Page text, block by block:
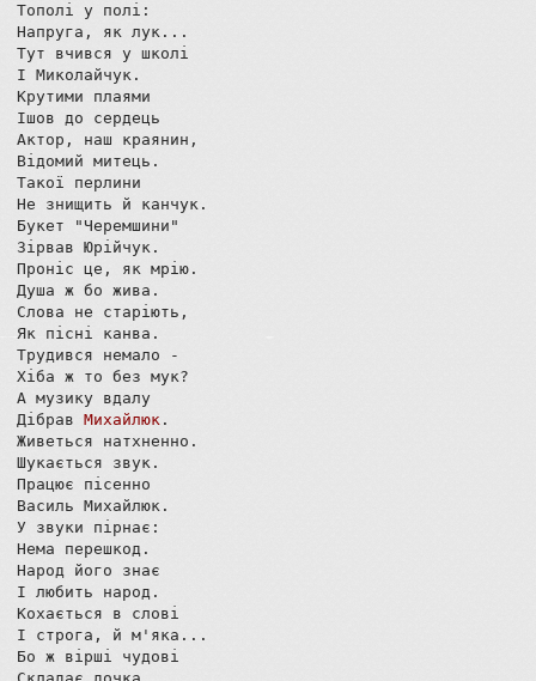
Тополі у полі:
Напруга, як лук...
Тут вчився у школі
І Миколайчук.
Крутими плаями
Ішов до сердець
Актор, наш краянин,
Відомий митець.
Такої перлини
Не знищить й канчук.
Букет "Черемшини"
Зірвав Юрійчук.
Проніс це, як мрію.
Душа ж бо жива.
Слова не старіють,
Як пісні канва.
Трудився немало -
Хіба ж то без мук?
А музику вдалу
Дібрав Михайлюк .
Живеться натхненно.
Шукається звук.
Працює пісенно
Василь Михайлюк.
У звуки пірнає:
Нема перешкод.
Народ його знає
І любить народ.
Кохається в слові
І строга, й м'яка...
Бо ж вірші чудові